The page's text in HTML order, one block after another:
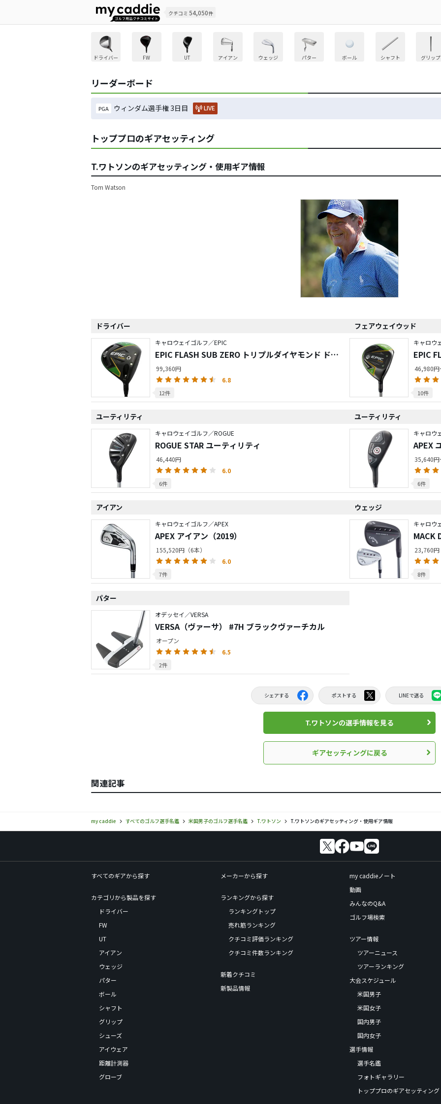
クチコミ 54,050件
ドライバー FW UT アイアン ウェッジ パター ボール シャフト グリップ
リーダーボード
PGA ウィンダム選手権 3日目 LIVE
トッププロのギアセッティング
T.ワトソンのギアセッティング・使用ギア情報
Tom Watson
ドライバー
キャロウェイゴルフ／EPIC
EPIC FLASH SUB ZERO トリプルダイヤモンド ドラ
イバー CE
99,360円
6.8
12件
フェアウェイウッド
キャロウ
EPIC
46,980円
10件
ユーティリティ
キャロウェイゴルフ／ROGUE
ROGUE STAR ユーティリティ
46,440円
6.0
6件
ユーティリティ
キャロウ
APEX
35,640円
6件
アイアン
キャロウェイゴルフ／APEX
APEX アイアン（2019）
155,520円（6本）
6.0
7件
ウェッジ
キャロウ
MACK
23,760円
8件
パター
オデッセイ／VERSA
VERSA（ヴァーサ） #7H ブラックヴァーチカル
オープン
6.5
2件
シェアする ポストする LINEで送る
T.ワトソンの選手情報を見る
ギアセッティングに戻る
関連記事
my caddie すべてのゴルフ選手名鑑 米国男子のゴルフ選手名鑑 T.ワトソン T.ワトソンのギアセッティング・使用ギア情報
すべてのギアから探す
カテゴリから製品を探す
ドライバー
FW
UT
アイアン
ウェッジ
パター
ボール
シャフト
グリップ
シューズ
アイウェア
距離計測器
グローブ
メーカーから探す
ランキングから探す
ランキングトップ
売れ筋ランキング
クチコミ評価ランキング
クチコミ件数ランキング
新着クチコミ
新製品情報
my caddieノート
動画
みんなのQ&A
ゴルフ場検索
ツアー情報
ツアーニュース
ツアーランキング
大会スケジュール
米国男子
米国女子
国内男子
国内女子
選手情報
選手名鑑
フォトギャラリー
トッププロのギアセッティング